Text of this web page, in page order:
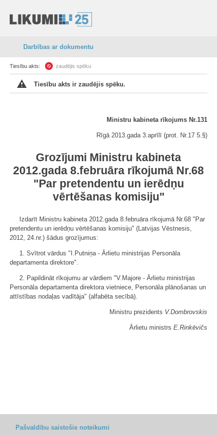
Darbības ar dokumentu
Tiesību akts: zaudējis spēku
Tiesību akts ir zaudējis spēku.
Ministru kabineta rīkojums Nr.131
Rīgā 2013.gada 3.aprīlī (prot. Nr.17 5.§)
Grozījumi Ministru kabineta
2012.gada 8.februāra rīkojumā Nr.68
"Par pretendentu un ierēdņu
vērtēšanas komisiju"
Izdarīt Ministru kabineta 2012.gada 8.februāra rīkojumā Nr.68 "Par
pretendentu un ierēdņu vērtēšanas komisiju" (Latvijas Vēstnesis,
2012, 24.nr.) šādus grozījumus:
1. Svītrot vārdus "I.Putniņa - Ārlietu ministrijas Personāla
departamenta direktore".
2. Papildināt rīkojumu ar vārdiem "V.Majore - Ārlietu ministrijas
Personāla departamenta direktora vietniece, Personāla plānošanas un
attīstības nodaļas vadītāja" (alfabēta secībā).
Ministru prezidents V.Dombrovskis
Ārlietu ministrs E.Rinkēvičs
Pašvaldību saistošie noteikumi